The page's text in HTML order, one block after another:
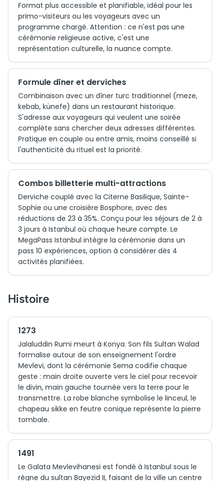
Format plus accessible et planifiable, idéal pour les
primo-visiteurs ou les voyageurs avec un
programme chargé. Attention : ce n'est pas une
cérémonie religieuse active, c'est une
représentation culturelle, la nuance compte.
Formule dîner et derviches
Combinaison avec un dîner turc traditionnel (meze,
kebab, künefe) dans un restaurant historique.
S'adresse aux voyageurs qui veulent une soirée
complète sans chercher deux adresses différentes.
Pratique en couple ou entre amis, moins conseillé si
l'authenticité du rituel est la priorité.
Combos billetterie multi-attractions
Derviche couplé avec la Citerne Basilique, Sainte-
Sophie ou une croisière Bosphore, avec des
réductions de 23 à 35%. Conçu pour les séjours de 2 à
3 jours à Istanbul où chaque heure compte. Le
MegaPass Istanbul intègre la cérémonie dans un
pass 10 expériences, option à considérer dès 4
activités planifiées.
Histoire
1273
Jalaluddin Rumi meurt à Konya. Son fils Sultan Walad
formalise autour de son enseignement l'ordre
Mevlevi, dont la cérémonie Sema codifie chaque
geste : main droite ouverte vers le ciel pour recevoir
le divin, main gauche tournée vers la terre pour le
transmettre. La robe blanche symbolise le linceul, le
chapeau sikke en feutre conique représente la pierre
tombale.
1491
Le Galata Mevlevihanesi est fondé à Istanbul sous le
règne du sultan Bayezid II, faisant de la ville un centre